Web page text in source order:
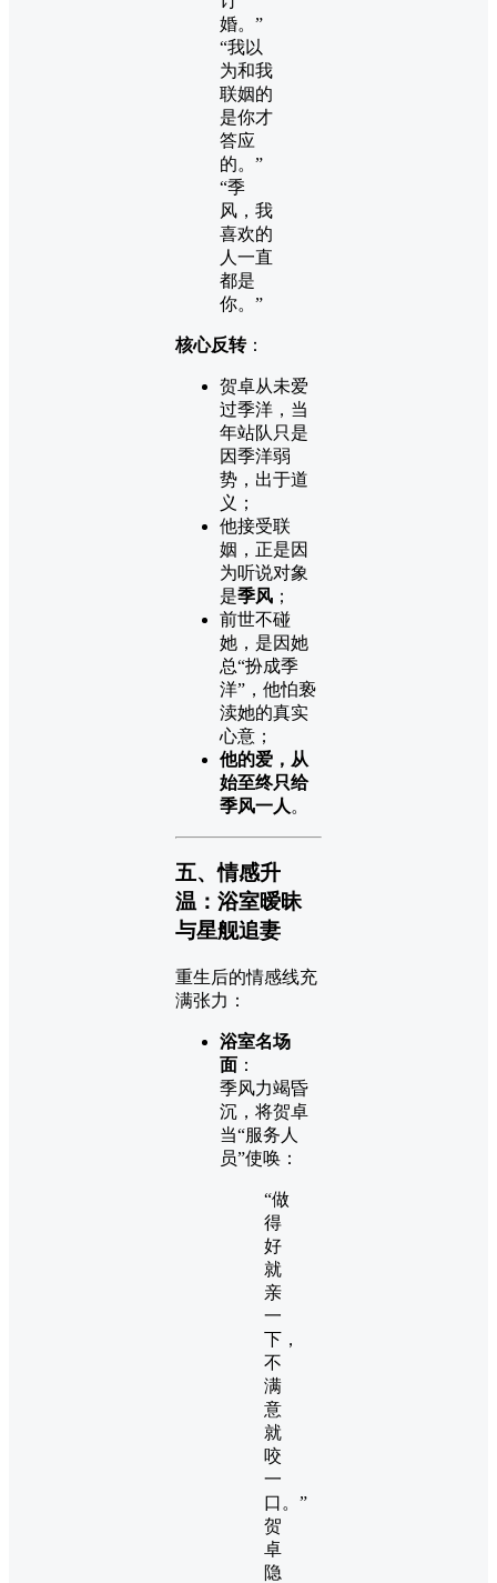
婚。”
“我以
为和我
联姻的
是你才
答应
的。”
“季
风，我
喜欢的
人一直
都是
你。”
核心反转：
贺卓从未爱
过季洋，当
年站队只是
因季洋弱
势，出于道
义；
他接受联
姻，正是因
为听说对象
是季风 ；
前世不碰
她，是因她
总“扮成季
洋”，他怕亵
渎她的真实
心意；
他的爱，从
始至终只给
季风一人 。
五、情感升
温：浴室暧昧
与星舰追妻
重生后的情感线充
满张力：
浴室名场
面 ：
季风力竭昏
沉，将贺卓
当“服务人
员”使唤：
“做
得
好
就
亲
一
下，
不
满
意
就
咬
一
口。”
贺
卓
隐